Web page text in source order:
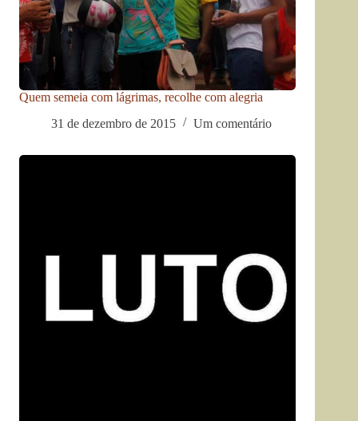
Quem semeia com lágrimas, recolhe com alegria
31 de dezembro de 2015
Um comentário